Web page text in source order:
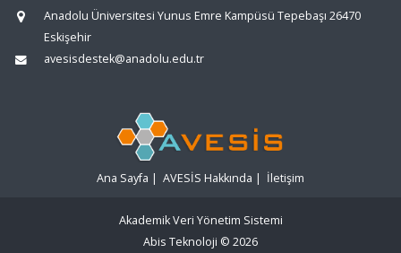
Anadolu Üniversitesi Yunus Emre Kampüsü Tepebaşı 26470
Eskişehir
avesisdestek@anadolu.edu.tr
Ana Sayfa | AVESİS Hakkında | İletişim
Akademik Veri Yönetim Sistemi
Abis Teknoloji © 2026